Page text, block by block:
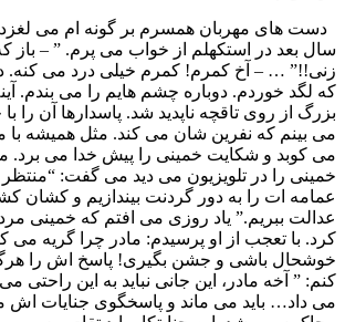
دست های مهربان همسرم بر گونه ام می
سال بعد در استکهلم از خواب می پرم. ” – باز
زنی!!” … – آخ کمرم! کمرم خیلی درد می
که لگد خوردم. دوباره چشم هایم را می بندم.
بزرگ از روی تاقچه ناپدید شد. پاسدارها آن را با
می بینم که نفرین شان می کند. مثل همیشه
می کوبد و شکایت خمینی را پیش خدا می برد.
خمینی را در تلویزیون می دید می گفت:
عمامه ات را به دور گردنت بیندازیم و کشان
عدالت ببریم.” یاد روزی می افتم که خمینی
کرد. با تعجب از او پرسیدم: مادر چرا گریه می
خوشحال باشی و جشن بگیری! پاسخ اش را
کنم: ” آخه مادر، این جانی نباید به این راحتی
می داد… باید می ماند و پاسخگوی جنایات اش